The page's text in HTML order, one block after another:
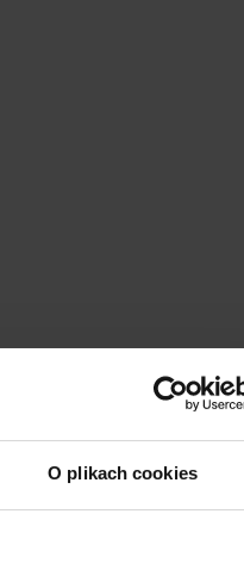
O plikach cookies